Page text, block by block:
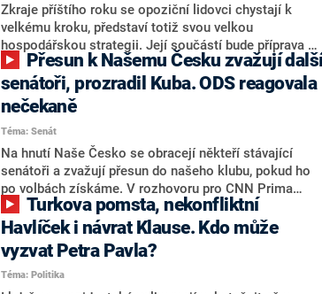
Zkraje příštího roku se opoziční lidovci chystají k
velkému kroku, představí totiž svou velkou
hospodářskou strategii. Její součástí bude příprava na
stárnutí populace, řekl ve středu na setkání s novináři
nový předseda lidovců Jan Grolich. Ten zároveň v
senátních volbách kandiduje ve Vyškově. Popsal i
aktivitu opozice, o níž vládní strany nebo političtí
komentátoři mluví jako o slabé a v defenzivě. „Je to
úmorná práce upozorňovat na chyby vlády. Ministři s
námi navíc nechodí do debat. Chceme ale ukazovat
svoje témata,“ odpověděl Grolich na dotaz CNN Prima
NEWS.
senátoři, prozradil Kuba. ODS reagovala
nečekaně
Téma: Senát
Na hnutí Naše Česko se obracejí někteří stávající
senátoři a zvažují přesun do našeho klubu, pokud ho
po volbách získáme. V rozhovoru pro CNN Prima
NEWS to řekl zakladatel hnutí a jihočeský hejtman
Martin Kuba. Konkrétní nebyl, ale získat by takto mohl
například senátora Zdeňka Hrabu, který je dnes
součástí klubu ODS a TOP 09. Hraba to na dotaz
redakce nevyloučil. Předseda klubu senátorů ODS
Havlíček i návrat Klause. Kdo může
vyzvat Petra Pavla?
Téma: Politika